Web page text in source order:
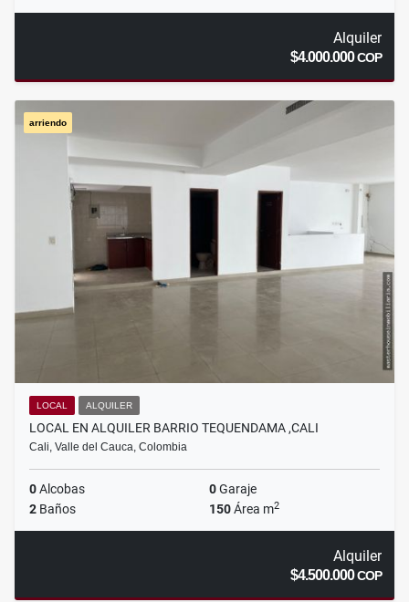
Alquiler
$4.000.000COP
arriendo
LOCAL ALQUILER
LOCAL EN ALQUILER BARRIO TEQUENDAMA ,CALI
Cali, Valle del Cauca, Colombia
0Alcobas 0Garaje
2 Baños 150Área m2
Alquiler
$4.500.000COP